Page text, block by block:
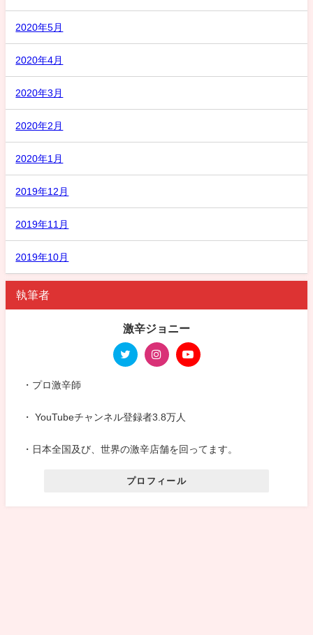
2020年5月
2020年4月
2020年3月
2020年2月
2020年1月
2019年12月
2019年11月
2019年10月
執筆者
激辛ジョニー
・プロ激辛師
・ YouTubeチャンネル登録者3.8万人
・日本全国及び、世界の激辛店舗を回ってます。
プロフィール